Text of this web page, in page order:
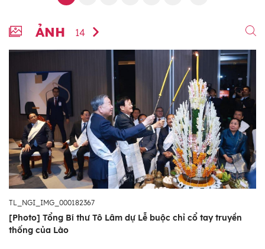
ẢNH 14
TL_NGI_IMG_000182367
[Photo] Tổng Bí thư Tô Lâm dự Lễ buộc chỉ cổ tay truyền
thống của Lào